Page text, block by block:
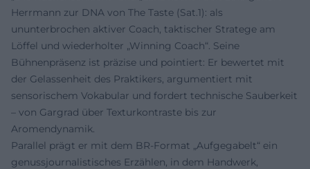
Herrmann zur DNA von The Taste (Sat.1): als
ununterbrochen aktiver Coach, taktischer Stratege am
Löffel und wiederholter „Winning Coach“. Seine
Bühnenpräsenz ist präzise und pointiert: Er bewertet mit
der Gelassenheit des Praktikers, argumentiert mit
sensorischem Vokabular und fordert technische Sauberkeit
– von Gargrad über Texturkontraste bis zur
Aromendynamik.
Parallel prägt er mit dem BR-Format „Aufgegabelt“ ein
genussjournalistisches Erzählen, in dem Handwerk,